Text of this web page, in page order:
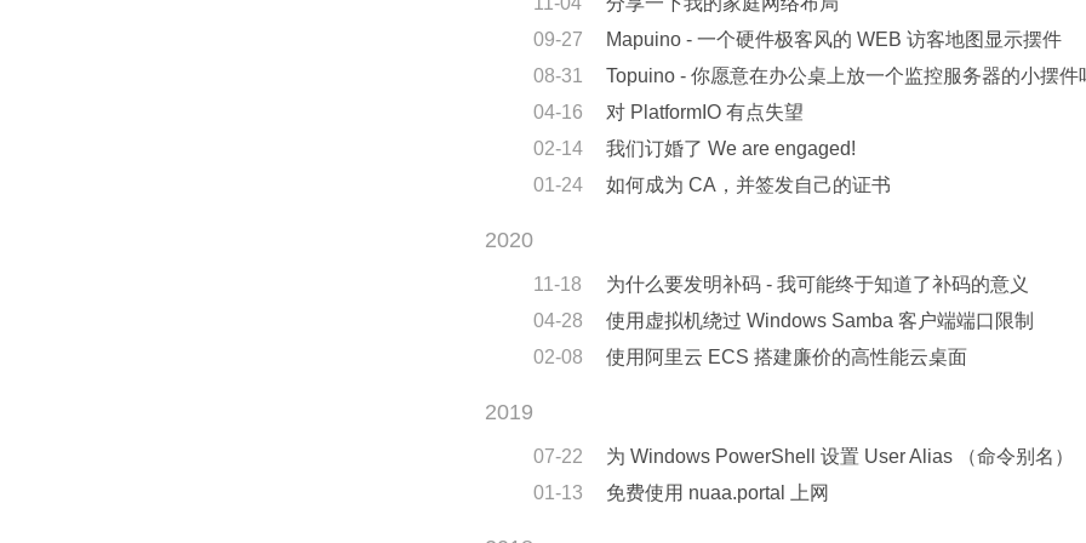
09-27
Mapuino - 一个硬件极客风的 WEB 访客地图显示摆件
08-31
Topuino - 你愿意在办公桌上放一个监控服务器的小摆件
04-16
对 PlatformIO 有点失望
02-14
我们订婚了 We are engaged!
01-24
如何成为 CA，并签发自己的证书
2020
11-18
为什么要发明补码 - 我可能终于知道了补码的意义
04-28
使用虚拟机绕过 Windows Samba 客户端端口限制
02-08
使用阿里云 ECS 搭建廉价的高性能云桌面
2019
07-22
为 Windows PowerShell 设置 User Alias （命令别名）
01-13
免费使用 nuaa.portal 上网